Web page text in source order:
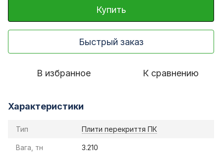
Купить
Быстрый заказ
В избранное К сравнению
Характеристики
Тип Плити перекриття ПК
Вага, тн 3.210